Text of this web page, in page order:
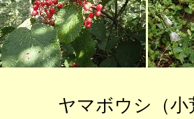
ヤマボウシ